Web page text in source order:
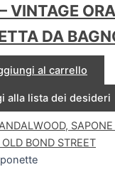
VINTAGE
DA
al carrello
alla lista dei desideri
BOND STREET